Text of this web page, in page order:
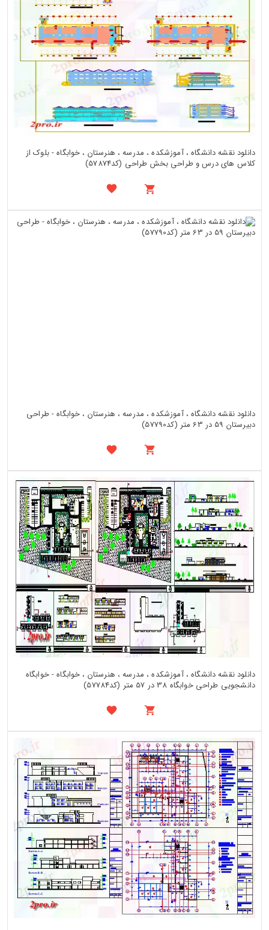
دانلود نقشه دانشگاه ، آموزشکده ، مدرسه ، هنرستان ، خوابگاه - بلوک از
کلاس های درس و طراحی بخش طراحی (کد57874)
دانلود نقشه دانشگاه ، آموزشکده ، مدرسه ، هنرستان ، خوابگاه - طراحی
دبیرستان 59 در 63 متر (کد57790)
دانلود نقشه دانشگاه ، آموزشکده ، مدرسه ، هنرستان ، خوابگاه - خوابگاه
دانشجویی طراحی خوابگاه 38 در 57 متر (کد57784)